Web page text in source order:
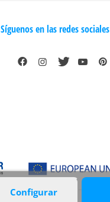
Síguenos en las redes sociales
Configurar